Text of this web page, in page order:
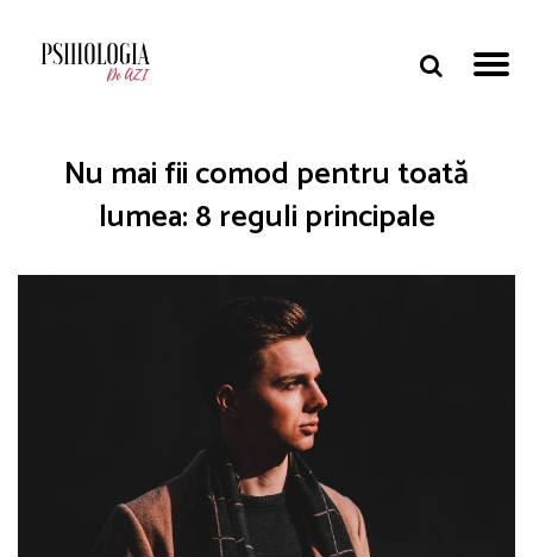
Nu mai fii comod pentru toată
lumea: 8 reguli principale